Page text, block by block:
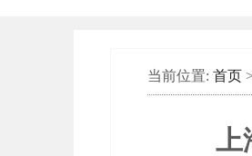
当前位置: 首页
上